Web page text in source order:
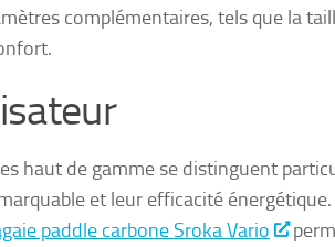
complémentaires, tels que la
haut de gamme se distinguent
et leur efficacité
paddle carbone Sroka Vario